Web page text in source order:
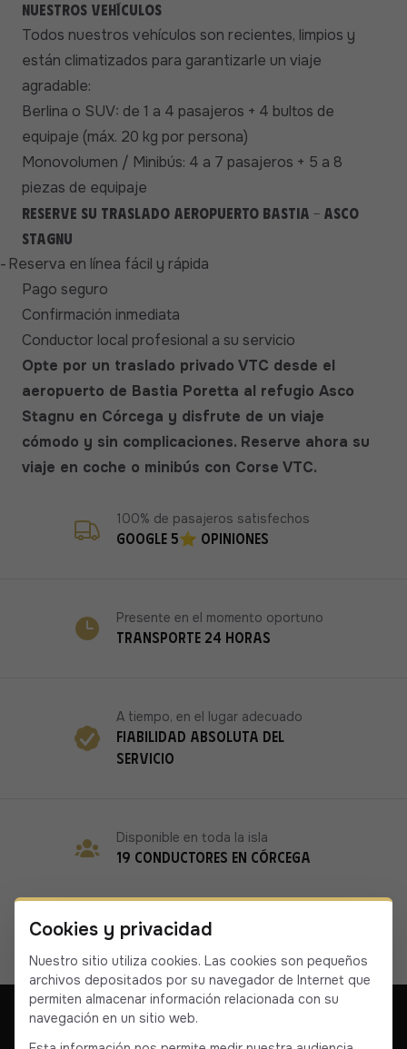
Nuestros vehículos
Todos nuestros vehículos son recientes, limpios y
están climatizados para garantizarle un viaje
agradable:
Berlina o SUV: de 1 a 4 pasajeros + 4 bultos de
equipaje (máx. 20 kg por persona)
Monovolumen / Minibús: 4 a 7 pasajeros + 5 a 8
piezas de equipaje
Reserve su traslado aeropuerto Bastia - Asco
Stagnu
- Reserva en línea fácil y rápida
Pago seguro
Confirmación inmediata
Conductor local profesional a su servicio
Opte por un traslado privado VTC desde el
aeropuerto de Bastia Poretta al refugio Asco
Stagnu en Córcega y disfrute de un viaje
cómodo y sin complicaciones. Reserve ahora su
viaje en coche o minibús con Corse VTC.
Google 5⭐ opiniones
100% de pasajeros satisfechos
Transporte 24 horas
Presente en el momento oportuno
Fiabilidad absoluta del
servicio
A tiempo, en el lugar adecuado
19 conductores en Córcega
Disponible en toda la isla
Cookies y privacidad
Nuestro sitio utiliza cookies. Las cookies son pequeños
archivos depositados por su navegador de Internet que
permiten almacenar información relacionada con su
navegación en un sitio web.